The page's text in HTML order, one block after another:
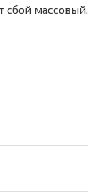
сбой массовый.